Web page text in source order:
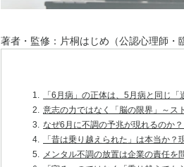
著者・監修：片桐はじめ（公認心理師・
1.
「6月病」の正体は、5月病と同じ「
2. 意志の力ではなく「脳の限界」～ス
3. なぜ6月に不調の予兆が現れるのか
4.
「昔は乗り越えられた」は本当か？
5. メンタル不調の放置は企業の責任を